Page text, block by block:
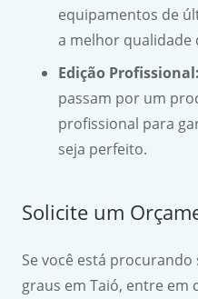
equipamentos de
a melhor qualidade
Edição Profissional:
passam por um
profissional para
seja perfeito.
Solicite um
Se você está
graus em Taió, entre em